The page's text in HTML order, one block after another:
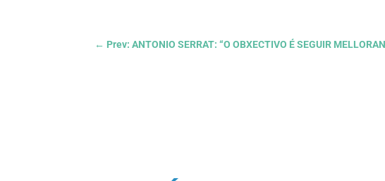
← Prev: ANTONIO SERRAT: “O OBXECTIVO É SEGUIR